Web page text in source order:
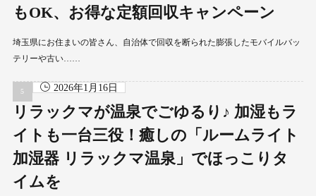
もOK、お得な定額回収キャンペーン
埼玉県にお住まいの皆さん、自治体で回収を断られた膨張したモバイルバッ
テリーや古い……
2026年1月16日
リラックマが温泉でごゆるり♪ 加湿もラ
イトも一台三役！癒しの「ルームライト
加湿器 リラックマ温泉」でほっこりタ
イムを